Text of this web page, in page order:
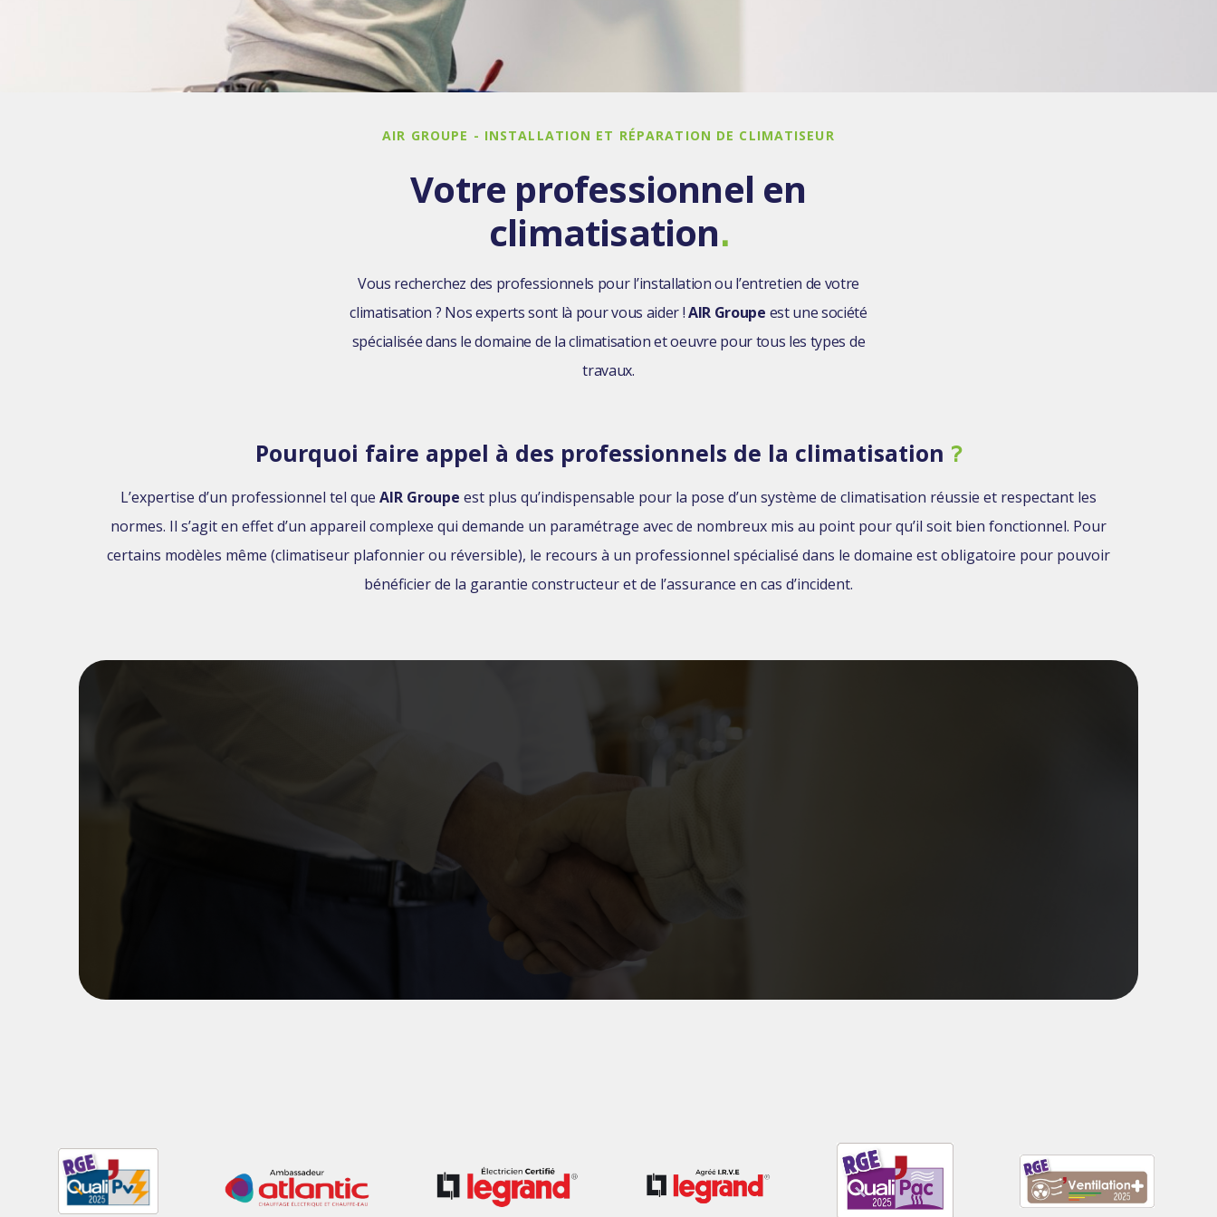
AIR GROUPE - INSTALLATION ET RÉPARATION DE CLIMATISEUR
Votre professionnel en
climatisation.
Vous recherchez des professionnels pour l’installation ou l’entretien de votre
climatisation ? Nos experts sont là pour vous aider !AIR Groupe est une société
spécialisée dans le domaine de la climatisation et oeuvre pour tous les types de
travaux.
Pourquoi faire appel à des professionnels de la climatisation ?
L’expertise d’un professionnel tel que AIR Groupe est plus qu’indispensable pour la pose d’un système de climatisation réussie et respectant les
normes. Il s’agit en effet d’un appareil complexe qui demande un paramétrage avec de nombreux mis au point pour qu’il soit bien fonctionnel. Pour
certains modèles même (climatiseur plafonnier ou réversible), le recours à un professionnel spécialisé dans le domaine est obligatoire pour pouvoir
bénéficier de la garantie constructeur et de l’assurance en cas d’incident.